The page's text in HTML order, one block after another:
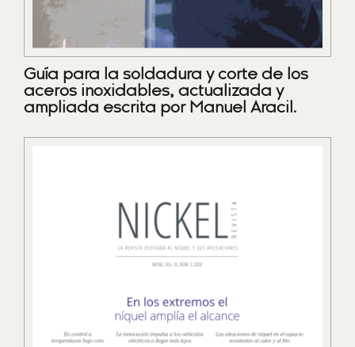
Guía para la soldadura y corte de los
aceros inoxidables, actualizada y
ampliada escrita por Manuel Aracil.